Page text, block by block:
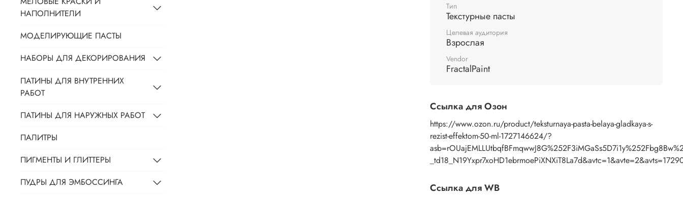
Тип
Текстурные пасты
Целевая аудитория
Взрослая
Vendor
FractalPaint
Ссылка для Озон
https://www.ozon.ru/product/teksturnaya-pasta-belaya-gladkaya-s-
rezist-effektom-50-ml-1727146624/?
Ссылка для WB
НАПОЛНИТЕЛИ
МОДЕЛИРУЮЩИЕ ПАСТЫ
НАБОРЫ ДЛЯ ДЕКОРИРОВАНИЯ
ПАТИНЫ ДЛЯ ВНУТРЕННИХ
РАБОТ
ПАТИНЫ ДЛЯ НАРУЖНЫХ РАБОТ
ПАЛИТРЫ
ПИГМЕНТЫ И ГЛИТТЕРЫ
ПУДРЫ ДЛЯ ЭМБОССИНГА